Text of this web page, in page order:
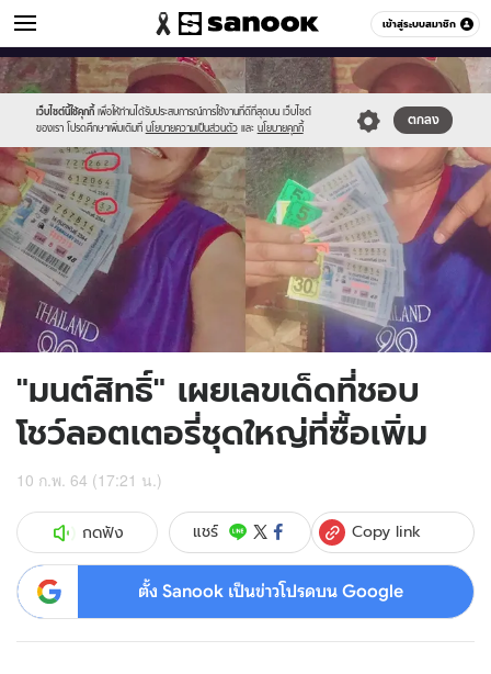
เข้าสู่ระบบสมาชิก
ข่าวบันเทิง หมวดอื่นๆ
เว็บไซต์นี้ใช้คุกกี้ เพื่อให้ท่านได้รับประสบการณ์การใช้งานที่ดีที่สุดบน เว็บไซต์
ของเรา โปรดศึกษาเพิ่มเติมที่ นโยบายความเป็นส่วนตัว และ นโยบายคุกกี้
ตกลง
Sanook
//s.isanook.com/sr/0/images/logo-
new-
sanook.png
600
60
//s.isanook.com/ns/0/ud/1669/8348190/page.jpg
"มนต์สิทธิ์" เผยเลขเด็ดที่ชอบ
โชว์ลอตเตอรี่ชุดใหญ่ที่ซื้อเพิ่ม
10 ก.พ. 64 (17:21 น.)
กดฟัง แชร์ Copy link
ตั้ง Sanook เป็นข่าวโปรดบน Google